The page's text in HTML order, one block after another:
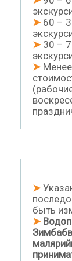
➤60 –
➤30 – 7
➤Менее
➤
быть
➤